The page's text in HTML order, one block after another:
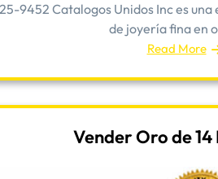
9452 Catalogos Unidos Inc es
de joyería fina en
Read More
Vender Oro de 14